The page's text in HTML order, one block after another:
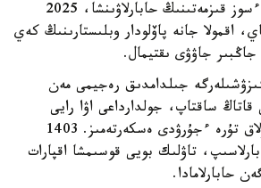
ۇلتتىق كومپانيا باسپا ءسوز قىزمەتىنىڭ حابارلاۋىنشا، 2025
اباي، اقمولا جانە پاۆلودار وبلىستارىنىڭ كەي
جاڭبىر جاۋۋى ىقتيمال.
جىلدامدىق رەجيمى مەن
قاتاڭ ساقتاپ، جولدارداعى اۋا رايى
تۋرالى مالىمەتتەرگە قۇلاق تۇرە ءجۇرۋدى ەسكەرتەمىز. 1403
تاۋلىك بويى قوسىمشا اقپارات
حابارلامادا.